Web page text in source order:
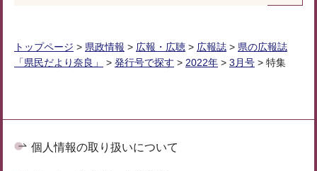
トップページ > 県政情報 > 広報・広聴 > 広報誌 > 県の広報誌
「県民だより奈良」
> 発行号で探す > 2022年 > 3月号 > 特集
個人情報の取り扱いについて